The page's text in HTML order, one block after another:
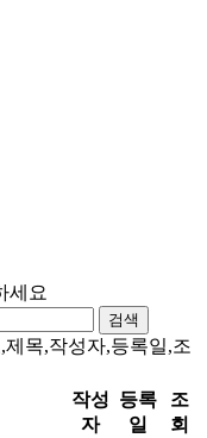
세요
검색
목,작성자,등록일,조
작성
자
등록
일
조
회